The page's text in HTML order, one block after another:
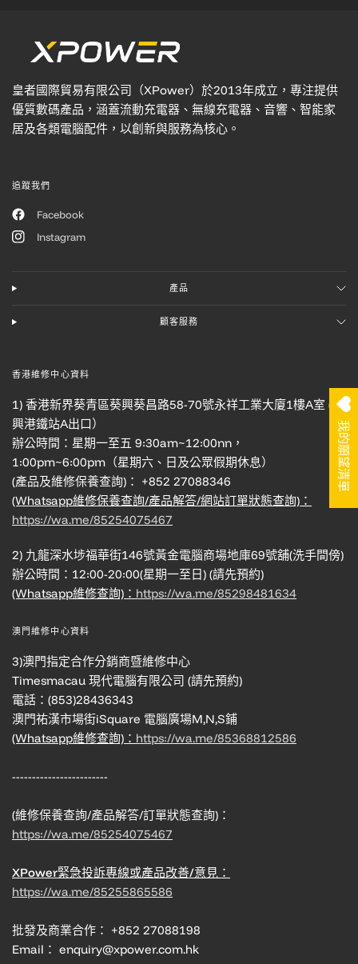
皇者國際貿易有限公司（XPower）於2013年成立，專注提供
優質數碼產品，涵蓋流動充電器、無線充電器、音響、智能家
居及各類電腦配件，以創新與服務為核心。
追蹤我們
Facebook
Instagram
產品
顧客服務
香港維修中心資料
1) 香港新界葵青區葵興葵昌路58-70號永祥工業大廈1樓A室 (葵
興港鐵站A出口）
辦公時間：星期一至五 9:30am~12:00nn，
1:00pm~6:00pm（星期六、日及公眾假期休息）
(產品及維修保養查詢)： +852 27088346
(Whatsapp維修保養查詢/產品解答/網站訂單狀態查詢)：
https://wa.me/85254075467
2) 九龍深水埗福華街146號黃金電腦商場地庫69號舖(洗手間傍)
辦公時間：12:00-20:00(星期一至日) (請先預約)
(Whatsapp維修查詢)： https://wa.me/85298481634
澳門維修中心資料
3)澳門指定合作分銷商暨維修中心
Timesmacau 現代電腦有限公司 (請先預約)
電話：(853)28436343
澳門祐漢市場街iSquare 電腦廣場M,N,S鋪
(Whatsapp維修查詢)： https://wa.me/85368812586
------------------------
(維修保養查詢/產品解答/訂單狀態查詢)：
https://wa.me/85254075467
XPower緊急投訴專線或產品改善/意見：
https://wa.me/85255865586
批發及商業合作： +852 27088198
Email： enquiry@xpower.com.hk
我的願望清單